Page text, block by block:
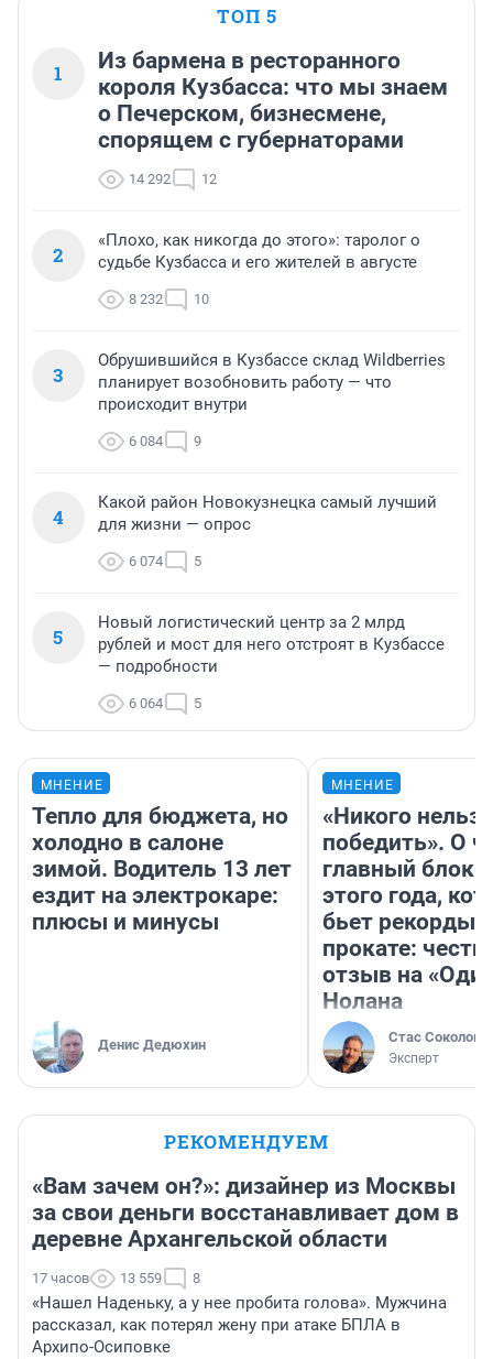
ТОП 5
1
Из бармена в ресторанного
короля Кузбасса: что мы знаем
о Печерском, бизнесмене,
спорящем с губернаторами
14 292 12
2
«Плохо, как никогда до этого»: таролог о
судьбе Кузбасса и его жителей в августе
8 232 10
3
Обрушившийся в Кузбассе склад Wildberries
планирует возобновить работу — что
происходит внутри
6 084 9
4
Какой район Новокузнецка самый лучший
для жизни — опрос
6 074 5
5
Новый логистический центр за 2 млрд
рублей и мост для него отстроят в Кузбассе
— подробности
6 064 5
МНЕНИЕ
Тепло для бюджета, но
холодно в салоне
зимой. Водитель 13 лет
ездит на электрокаре:
плюсы и минусы
Денис Дедюхин
МНЕНИЕ
«Никого нельзя
победить». О
главный
этого года,
бьет рекорды в
прокате:
отзыв на
Нолана
Стас Соколов
Эксперт
РЕКОМЕНДУЕМ
«Вам зачем он?»: дизайнер из Москвы
за свои деньги восстанавливает дом в
деревне Архангельской области
17 часов 13 559 8
«Нашел Наденьку, а у нее пробита голова». Мужчина
рассказал, как потерял жену при атаке БПЛА в
Архипо-Осиповке